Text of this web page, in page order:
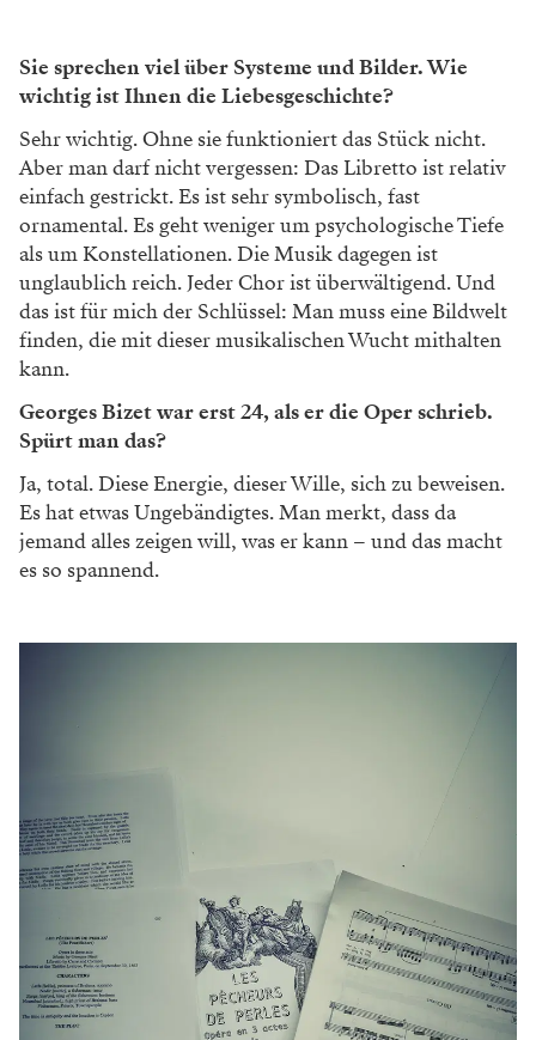
Sie sprechen viel über Systeme und Bilder. Wie
wichtig ist Ihnen die Liebesgeschichte?
Sehr wichtig. Ohne sie funktioniert das Stücknicht.
Aber man darf nicht vergessen: DasLibretto ist relativ
einfach gestrickt. Es ist sehr symbolisch, fast
ornamental. Es geht weniger um psychologische Tiefe
als um Konstellationen. Die Musik dagegen ist
unglaublich reich. Jeder Chor ist überwältigend. Und
das ist fürmich der Schlüssel: Man muss eine Bildwelt
finden, die mit dieser musikalischen Wuchtmithalten
kann.
Georges Bizet war erst 24, als er die Oper schrieb.
Spürt man das?
Ja, total. Diese Energie, dieser Wille, sich zubeweisen.
Es hat etwas Ungebändigtes. Manmerkt, dass da
jemand alles zeigen will, was er kann – und das macht
es so spannend.